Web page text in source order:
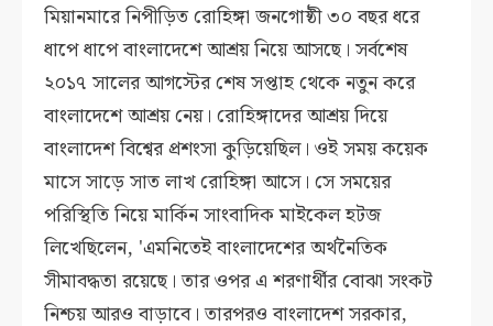
মিয়ানমারে নিপীড়িত রোহিঙ্গা জনগোষ্ঠী ৩০ বছর ধরে
ধাপে ধাপে বাংলাদেশে আশ্রয় নিয়ে আসছে। সর্বশেষ
২০১৭ সালের আগস্টের শেষ সপ্তাহ থেকে নতুন করে
বাংলাদেশে আশ্রয় নেয়। রোহিঙ্গাদের আশ্রয় দিয়ে
বাংলাদেশ বিশ্বের প্রশংসা কুড়িয়েছিল। ওই সময় কয়েক
মাসে সাড়ে সাত লাখ রোহিঙ্গা আসে। সে সময়ের
পরিস্থিতি নিয়ে মার্কিন সাংবাদিক মাইকেল হটজ
লিখেছিলেন, 'এমনিতেই বাংলাদেশের অর্থনৈতিক
সীমাবদ্ধতা রয়েছে। তার ওপর এ শরণার্থীর বোঝা সংকট
নিশ্চয় আরও বাড়াবে। তারপরও বাংলাদেশ সরকার,